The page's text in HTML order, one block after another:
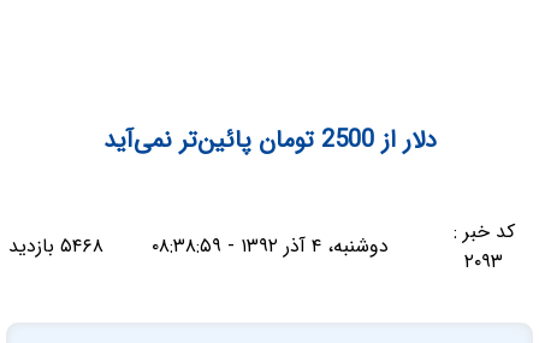
دلار از 2500 تومان پائین‌تر نمی‌آید
کد خبر :
۲۰۹۳
دوشنبه، ۴ آذر ۱۳۹۲ - ۰۸:۳۸:۵۹ ۵۴۶۸ بازدید